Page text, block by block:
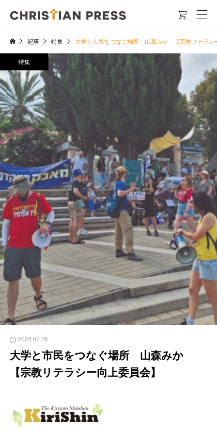

記事 特集 大学と市民をつなぐ場所 山森みか 【宗教リテラシ
特集
2024.07.25
大学と市民をつなぐ場所 山森みか
【宗教リテラシー向上委員会】